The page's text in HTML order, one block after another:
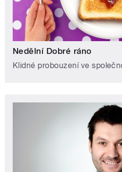
Nedělní Dobré ráno
Klidné probouzení ve